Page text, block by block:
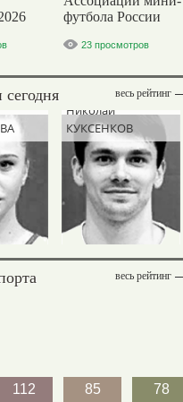
футбола России
23 просмотров
весь рейтинг
Николай
КУКСЕНКОВ
весь рейтинг
112 85 78